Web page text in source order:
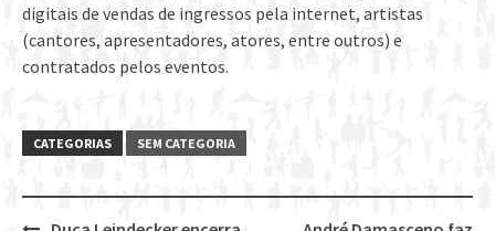
digitais de vendas de ingressos pela internet, artistas
(cantores, apresentadores, atores, entre outros) e
contratados pelos eventos.
CATEGORIAS SEM CATEGORIA